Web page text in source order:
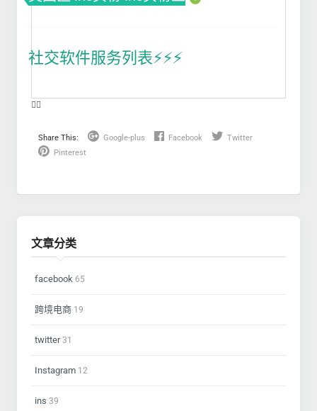
社交软件服务列表⚡️⚡️⚡️
❤️‍🔥
Share This: Google-plus Facebook
Twitter
Pinterest
文章分类
facebook 65
跨境电商 19
twitter31
Instagram 12
ins 39